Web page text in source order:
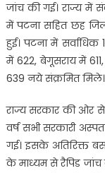
जांच की गई। राज्य में
में पटना सहित छह
हुई। पटना में
में 622, बेगूसराय में
639 नये संक्रमित मिले।
राज्य सरकार की ओर से
वर्ष सभी सरकारी
गई। इसके अतिरिक्त
के माध्यम से रैपिड जांच